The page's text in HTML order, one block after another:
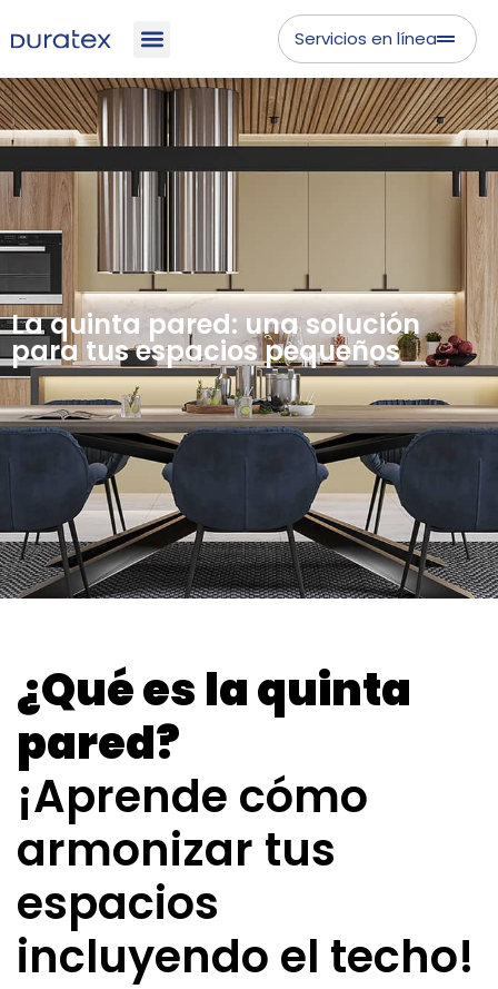
Servicios en línea
La quinta pared: una solución
para tus espacios pequeños
¿Qué es la quinta
pared?
¡Aprende cómo
armonizar tus
espacios
incluyendo el techo!